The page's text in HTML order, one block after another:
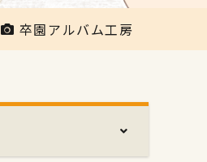
卒園アルバム工房